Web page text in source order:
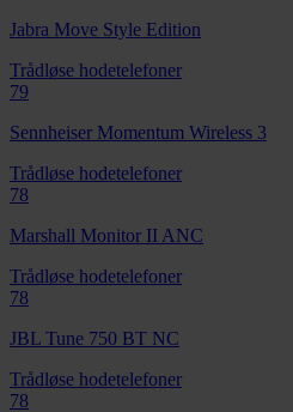
Jabra Move Style Edition
Trådløse hodetelefoner
79
Sennheiser Momentum Wireless 3
Trådløse hodetelefoner
78
Marshall Monitor II ANC
Trådløse hodetelefoner
78
JBL Tune 750 BT NC
Trådløse hodetelefoner
78